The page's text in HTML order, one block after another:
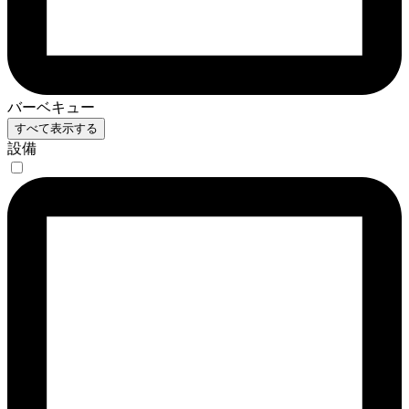
バーベキュー
すべて表示する
設備